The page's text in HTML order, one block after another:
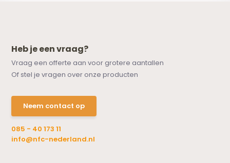
Heb je een vraag?
Vraag een offerte aan voor grotere aantallen
Of stel je vragen over onze producten
Neem contact op
085 - 40 173 11
info@nfc-nederland.nl